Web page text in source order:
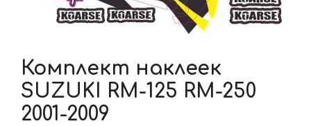
Комплект наклеек
SUZUKI RM-125 RM-250
2001-2009